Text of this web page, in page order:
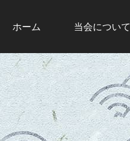
ホーム 当会について